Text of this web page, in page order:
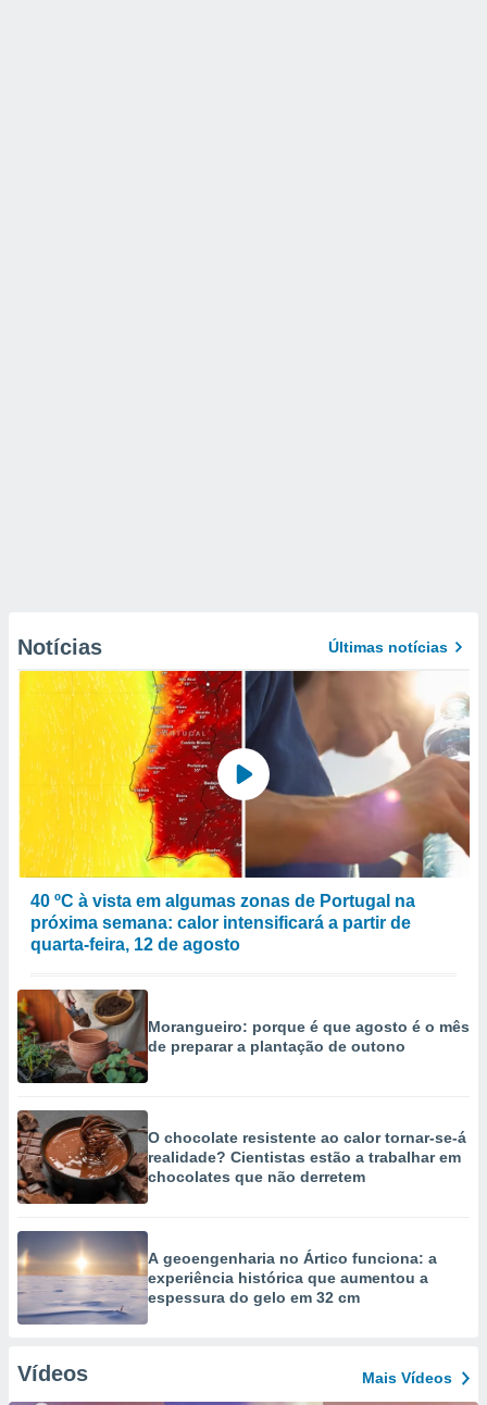
Notícias Últimas notícias
40 ºC à vista em algumas zonas de Portugal na
próxima semana: calor intensificará a partir de
quarta-feira, 12 de agosto
Morangueiro: porque é que agosto é o mês
de preparar a plantação de outono
O chocolate resistente ao calor tornar-se-á
realidade? Cientistas estão a trabalhar em
chocolates que não derretem
A geoengenharia no Ártico funciona: a
experiência histórica que aumentou a
espessura do gelo em 32 cm
Vídeos Mais Vídeos